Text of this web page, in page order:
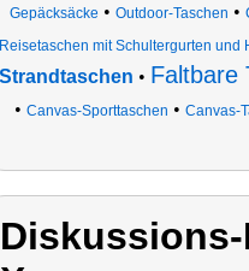
Gepäcksäcke • Outdoor-Taschen •
Reisetaschen mit Schultergurten
Strandtaschen • Faltbare
• Canvas-Sporttaschen • Canvas-